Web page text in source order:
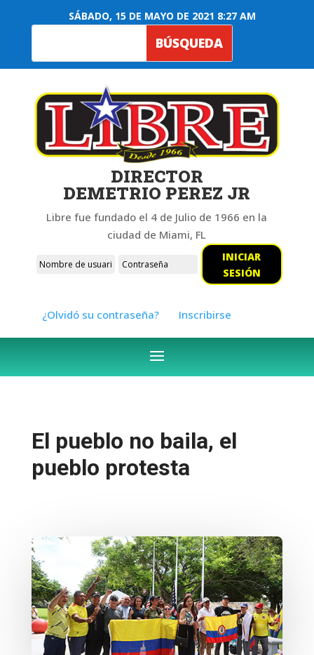
SÁBADO, 15 DE MAYO DE 2021 8:27 AM
DIRECTOR
DEMETRIO PEREZ JR
Libre fue fundado el 4 de Julio de 1966 en la
ciudad de Miami, FL
INICIAR
SESIÓN
¿Olvidó su contraseña? Inscribirse
El pueblo no baila, el
pueblo protesta